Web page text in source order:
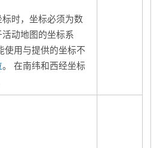
时，坐标必须为数
动地图的坐标系
使用与提供的坐标不
。 在南纬和西经坐标